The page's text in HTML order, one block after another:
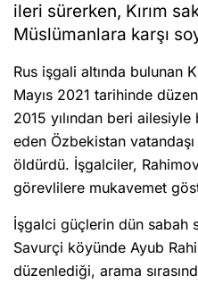
ileri sürerken, Kırım
Müslümanlara karşı
Rus işgali altında bulunan
Mayıs 2021 tarihinde
2015 yılından beri
eden Özbekistan
öldürdü. İşgalciler,
görevlilere mukavemet
İşgalci güçlerin dün sabah
Savurçi köyünde Ayub
düzenlediği, arama